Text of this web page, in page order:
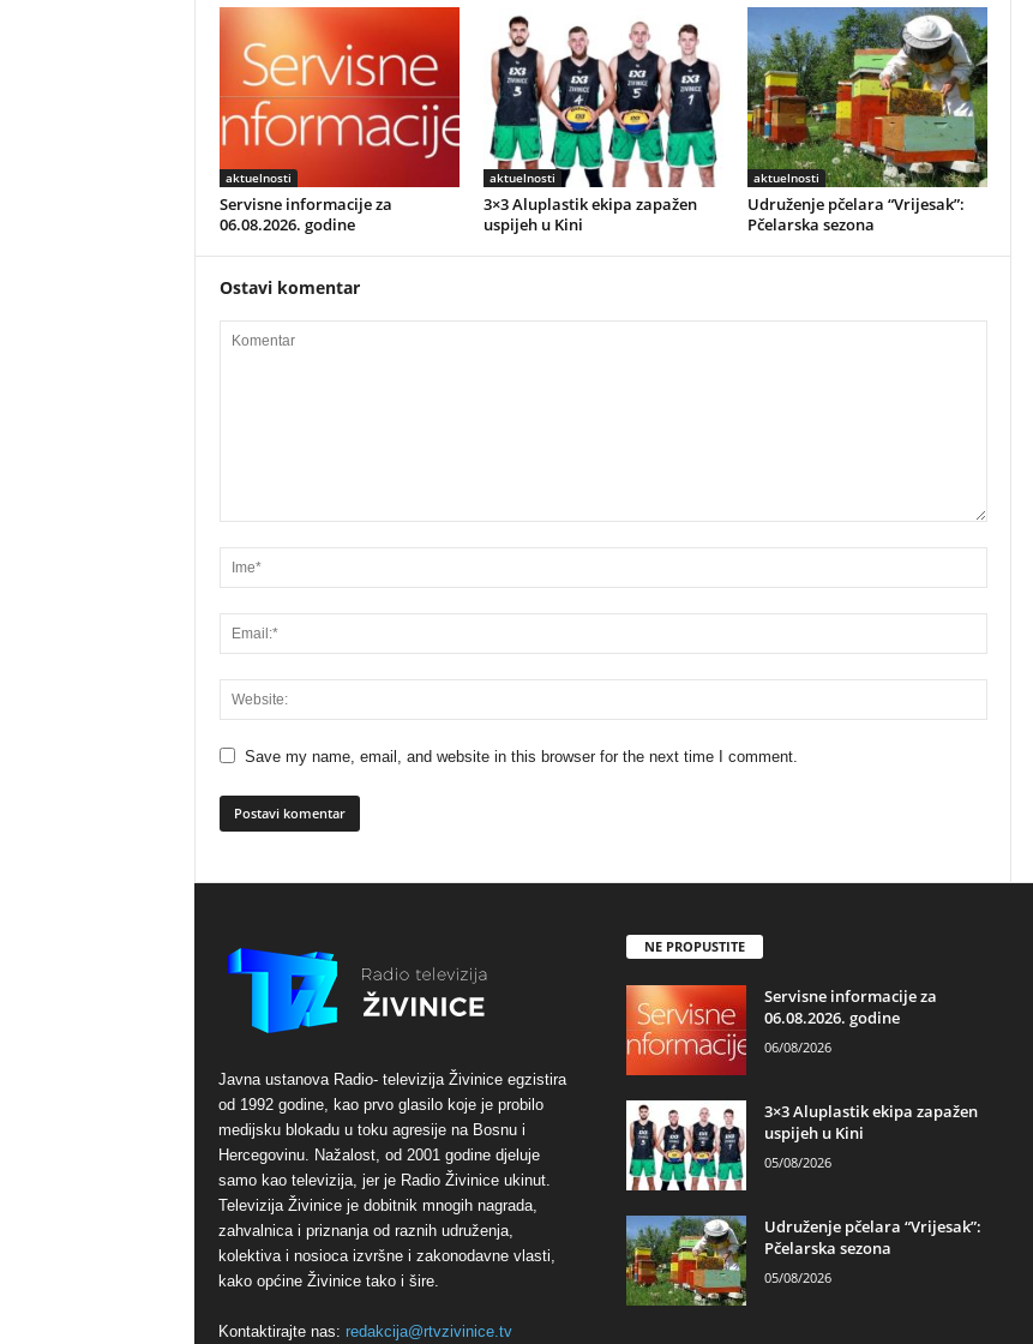
aktuelnosti
Servisne informacije za
06.08.2026. godine
aktuelnosti
3×3 Aluplastik ekipa zapažen
uspijeh u Kini
aktuelnosti
Udruženje pčelara “Vrijesak”:
Pčelarska sezona
Ostavi komentar
Save my name, email, and website in this browser for the next time I comment.
Javna ustanova Radio- televizija Živinice egzistira
od 1992 godine, kao prvo glasilo koje je probilo
medijsku blokadu u toku agresije na Bosnu i
Hercegovinu. Nažalost, od 2001 godine djeluje
samo kao televizija, jer je Radio Živinice ukinut.
Televizija Živinice je dobitnik mnogih nagrada,
zahvalnica i priznanja od raznih udruženja,
kolektiva i nosioca izvršne i zakonodavne vlasti,
kako općine Živinice tako i šire.
Kontaktirajte nas: redakcija@rtvzivinice.tv
NE PROPUSTITE
Servisne informacije za
06.08.2026. godine
06/08/2026
3×3 Aluplastik ekipa zapažen
uspijeh u Kini
05/08/2026
Udruženje pčelara “Vrijesak”:
Pčelarska sezona
05/08/2026